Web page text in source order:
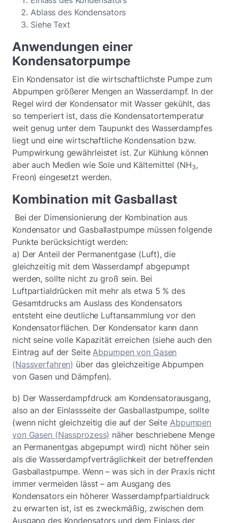
Ablass des Kondensators
Siehe Text
Anwendungen einer
Kondensatorpumpe
Ein Kondensator ist die wirtschaftlichste Pumpe zum
Abpumpen größerer Mengen an Wasserdampf. In der
Regel wird der Kondensator mit Wasser gekühlt, das
so temperiert ist, dass die Kondensatortemperatur
weit genug unter dem Taupunkt des Wasserdampfes
liegt und eine wirtschaftliche Kondensation bzw.
Pumpwirkung gewährleistet ist. Zur Kühlung können
aber auch Medien wie Sole und Kältemittel (NH3,
Freon) eingesetzt werden.
Kombination mit Gasballast
Bei der Dimensionierung der Kombination aus
Kondensator und Gasballastpumpe müssen folgende
Punkte berücksichtigt werden:
a) Der Anteil der Permanentgase (Luft), die
gleichzeitig mit dem Wasserdampf abgepumpt
werden, sollte nicht zu groß sein. Bei
Luftpartialdrücken mit mehr als etwa 5 % des
Gesamtdrucks am Auslass des Kondensators
entsteht eine deutliche Luftansammlung vor den
Kondensatorflächen. Der Kondensator kann dann
nicht seine volle Kapazität erreichen (siehe auch den
Eintrag auf der Seite Abpumpen von Gasen
(Nassverfahren) über das gleichzeitige Abpumpen
von Gasen und Dämpfen).
b) Der Wasserdampfdruck am Kondensatorausgang,
also an der Einlassseite der Gasballastpumpe, sollte
(wenn nicht gleichzeitig die auf der Seite Abpumpen
von Gasen (Nassprozess) näher beschriebene Menge
an Permanentgas abgepumpt wird) nicht höher sein
als die Wasserdampfverträglichkeit der betreffenden
Gasballastpumpe. Wenn – was sich in der Praxis nicht
immer vermeiden lässt – am Ausgang des
Kondensators ein höherer Wasserdampfpartialdruck
zu erwarten ist, ist es zweckmäßig, zwischen dem
Ausgang des Kondensators und dem Einlass der